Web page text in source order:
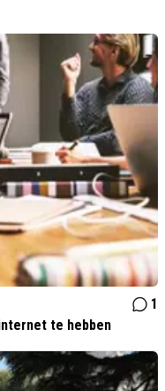
1
te hebben